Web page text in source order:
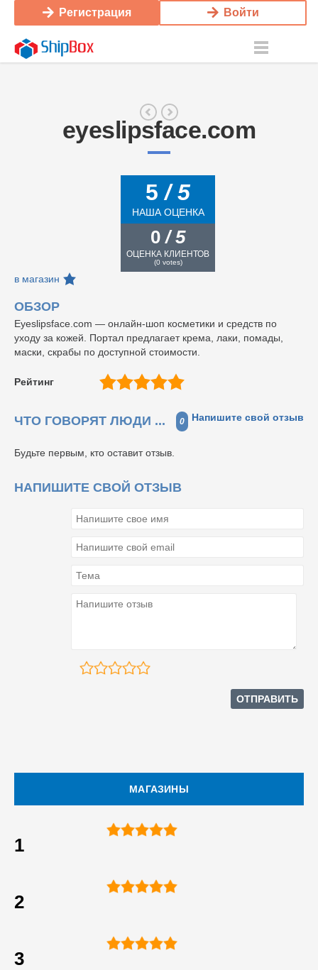
Регистрация Войти
eyeslipsface.com
5/ 5
НАША ОЦЕНКА
0 / 5
ОЦЕНКА КЛИЕНТОВ
(0votes)
в магазин
ОБЗОР
Eyeslipsface.com — онлайн-шоп косметики и средств по
уходу за кожей. Портал предлагает крема, лаки, помады,
маски, скрабы по доступной стоимости.
Рейтинг
ЧТО ГОВОРЯТ ЛЮДИ ... 0 Напишите свой отзыв
Будьте первым, кто оставит отзыв.
НАПИШИТЕ СВОЙ ОТЗЫВ
МАГАЗИНЫ
1
2
3